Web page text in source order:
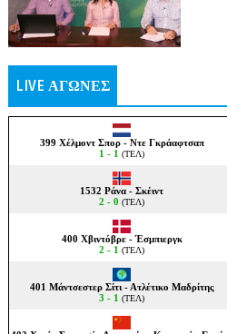
LIVE ΑΓΩΝΕΣ